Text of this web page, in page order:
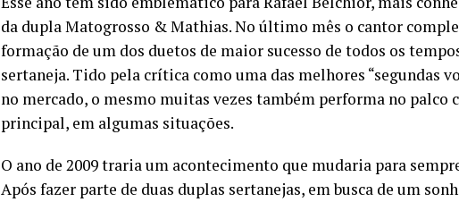
da dupla Matogrosso & Mathias. No último mês o cantor
formação de um dos duetos de maior sucesso de todos os
sertaneja. Tido pela crítica como uma das melhores “segundas
no mercado, o mesmo muitas vezes também performa no palco
principal, em algumas situações.
O ano de 2009 traria um acontecimento que mudaria para
Após fazer parte de duas duplas sertanejas, em busca de um